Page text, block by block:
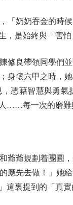
奶奶吞金的時
是始終與「害怕
良帶領同學們並
身懷六甲之時，
憑藉智慧與勇
……每一次的磨難
爺規劃着團圓
應先去做！」她
裏提到的「真